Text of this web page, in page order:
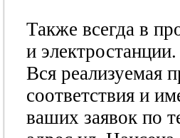
Также всегда в
и электростанции.
Вся реализуемая
соответствия и
ваших заявок по